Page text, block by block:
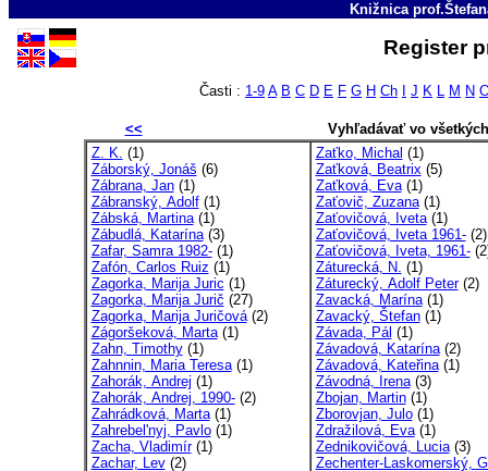
Knižnica
Register
Časti : 1-9 A B C D E F G H Ch J K L M N
<<
Vyhľadávať vo
Z. K. (1)
Záborský, Jonáš (6)
Zábrana, Jan(1)
Zábranský, Adolf(1)
Zábská, Martina(1)
Zábudlá, Katarína(3)
Zafar, Samra 1982-(1)
Zafón, Carlos Ruiz (1)
Zagorka, Marija Juric (1)
Zagorka, Marija Jurič (27)
Zagorka, Marija Juričová(2)
Zágoršeková, Marta(1)
Zahn, Timothy(1)
Zahnnin, Maria Teresa(1)
Zahorák, Andrej (1)
Zahorák, Andrej, 1990-(2)
Zahrádková, Marta(1)
Zahrebel'nyj, Pavlo(1)
Zacha, Vladimír(1)
Zachar, Lev(2)
Zaťko, Michal (1)
Zaťková, Beatrix(5)
Zaťková, Eva(1)
Zaťovič, Zuzana(1)
Zaťovičová, Iveta(1)
Zaťovičová, Iveta 1961-(2)
Zaťovičová, Iveta, 1961-
Záturecká, N. (1)
Záturecký, Adolf Peter(2)
Zavacká, Marína(1)
Zavacký, Štefan(1)
Závada, Pál (1)
Závadová, Katarína(2)
Závadová, Kateřina(1)
Závodná, Irena(3)
Zbojan, Martin(1)
Zborovjan, Julo(1)
Zdražilová, Eva(1)
Zednikovičová, Lucia(3)
Zechenter-Laskomerský,